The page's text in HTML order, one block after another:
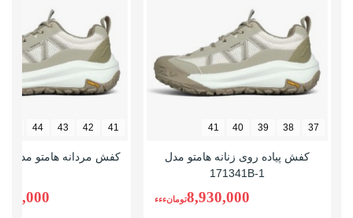
نحوه بسته شدن
نوع ساق بدون ساق
37
38
39
40
41
کفش پیاده روی زنانه هامتو مدل
171341B-1
8,930,000تومانءءء
41
42
43
44
کفش مردانه هامتو مدل 171341A-1